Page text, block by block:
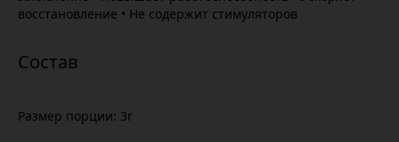
восстановление • Не содержит стимуляторов
Размер порции: 3г